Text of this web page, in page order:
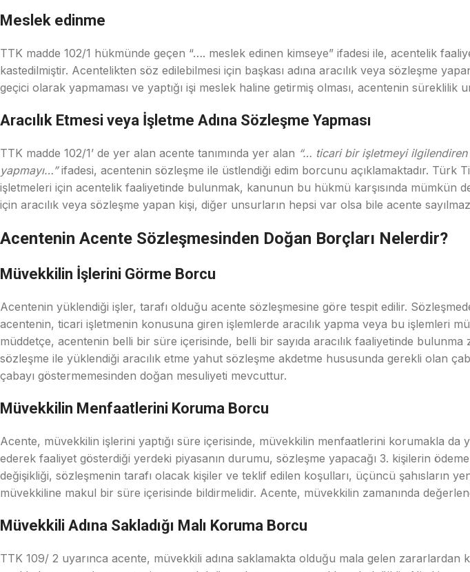
Meslek edinme
TTK madde 102/1 hükmünde geçen “…. meslek edinen kimseye” ifadesi ile, acentelik
kastedilmiştir. Acentelikten söz edilebilmesi için başkası adına aracılık veya sözleşme
geçici olarak yapmaması ve yaptığı işi meslek haline getirmiş olması, acentenin
Aracılık Etmesi veya İşletme Adına Sözleşme Yapması
TTK madde 102/1’ de yer alan acente tanımında yer alan “… ticari bir işletmeyi ilgilendiren
yapmayı…”ifadesi, acentenin sözleşme ile üstlendiği edim borcunu açıklamaktadır.
işletmeleri için acentelik faaliyetinde bulunmak, kanunun bu hükmü karşısında mümkün
için aracılık veya sözleşme yapan kişi, diğer unsurların hepsi var olsa bile acente
Acentenin Acente Sözleşmesinden Doğan Borçları Nelerdir?
Müvekkilin İşlerini Görme Borcu
Acentenin yüklendiği işler, tarafı olduğu acente sözleşmesine göre tespit edilir.
acentenin, ticari işletmenin konusuna giren işlemlerde aracılık yapma veya bu işlemleri
müddetçe, acentenin belli bir süre içerisinde, belli bir sayıda aracılık faaliyetinde
sözleşme ile yüklendiği aracılık etme yahut sözleşme akdetme hususunda gerekli olan
çabayı göstermemesinden doğan mesuliyeti mevcuttur.
Müvekkilin Menfaatlerini Koruma Borcu
Acente, müvekkilin işlerini yaptığı süre içerisinde, müvekkilin menfaatlerini korumakla
ederek faaliyet gösterdiği yerdeki piyasanın durumu, sözleşme yapacağı 3. kişilerin
değişikliği, sözleşmenin tarafı olacak kişiler ve teklif edilen koşulları, üçüncü şahısların
müvekkiline makul bir süre içerisinde bildirmelidir. Acente, müvekkilin zamanında
Müvekkili Adına Sakladığı Malı Koruma Borcu
TTK 109/ 2 uyarınca acente, müvekkili adına saklamakta olduğu mala gelen